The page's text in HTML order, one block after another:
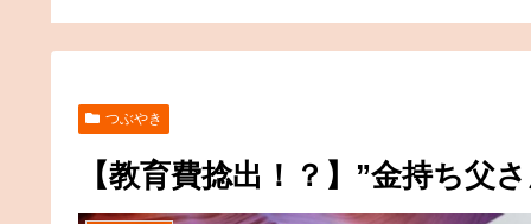
つぶやき
【教育費捻出！？】”金持ち父